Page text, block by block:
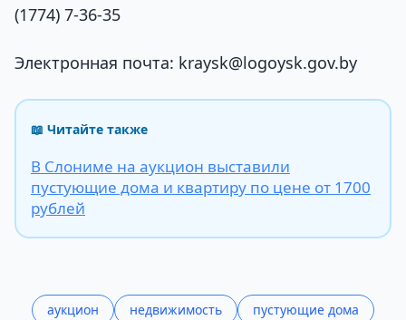
(1774) 7-36-35
Электронная почта: kraysk@logoysk.gov.by
📖 Читайте также
В Слониме на аукцион выставили
пустующие дома и квартиру по цене от 1700
рублей
аукцион недвижимость
пустующие дома